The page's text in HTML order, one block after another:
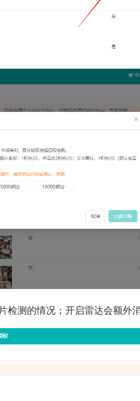
检测的情况；开启雷达会额外